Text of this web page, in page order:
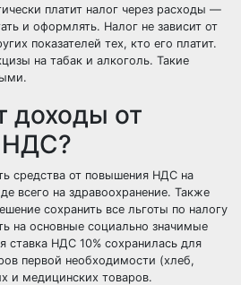
платит налог через расходы —
и оформлять. Налог не зависит от
показателей тех, кто его платит.
на табак и алкоголь. Такие
доходы от
НДС?
средства от повышения НДС на
всего на здравоохранение. Также
сохранить все льготы по налогу
на основные социально значимые
ставка НДС 10% сохранилась для
первой необходимости (хлеб,
и медицинских товаров.